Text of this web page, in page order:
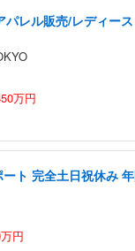
パレル販売/レディー
万円
ート 完全土日祝休み
円